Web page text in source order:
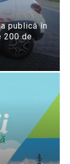
publică în
200 de